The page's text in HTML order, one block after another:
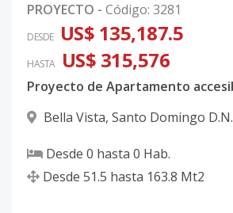
PROYECTO - Código: 3281
DESDE US$ 135,187.5
HASTA US$ 315,576
Bella Vista, Santo Domingo D.N.
Desde 0 hasta 0 Hab.
Desde 51.5 hasta 163.8 Mt2